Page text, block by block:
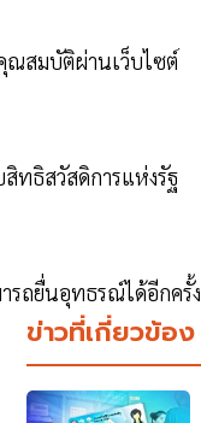
ณสมบัติผ่านเว็บไซต์
ทธิสวัสดิการแห่งรัฐ
รถยื่นอุทธรณ์ได้อีกครั้ง
ข่าวที่เกี่ยวข้อง